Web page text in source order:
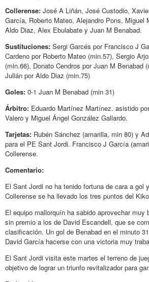
Collerense: José A Liñán, José Custodio,
García, Roberto Mateo, Alejandro Pons, Miguel
Aldo Diaz, Alex Ebulabate y Juan M Benabad.
Sustituciones: Sergi Garcés por Francisco J
Cardeno por Roberto Mateo (min.57), Sergio
(min.66), Donato Cendros por Juan M Benabad
Julián por Aldo Diaz (min.75)
Goles: 0-1 Juan M Benabad (min 31)
Árbitro: Eduardo Martínez Martínez. asistido
Valero y Miguel Ángel González Gallardo.
Tarjetas: Rubén Sánchez (amarilla, min 80) y
para el PE Sant Jordi. Francisco J García
Collerense.
Comentario:
El Sant Jordi no ha tenido fortuna de cara a gol
Collerense se ha llevado los tres puntos del
El equipo mallorquín ha sabido aprovechar muy
sin premio a los de David Escandell, que se
clasificación. Un gol de Benabad en el minuto
David García hacerse con una victoria muy
El Sant Jordi visita este martes el terreno de
objetivo de lograr un triunfo revitalizador para